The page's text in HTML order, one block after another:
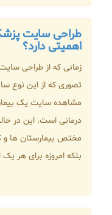
طراحی سایت
اهمیتی دارد؟
زمانی که از طراحی
تصوری که از این نوع
مشاهده سایت یک
درمانی است. این در
مختص بیمارستان ها
بلکه امروزه برای هر